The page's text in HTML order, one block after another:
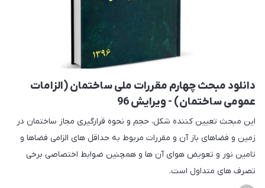
دانلود مبحث چهارم مقررات ملی ساختمان (الزامات
عمومی ساختمان) - ویرایش 96
این مبحث تعیین کننده شکل، حجم و نحوه قرارگیری مجاز ساختمان در
زمین و فضاهای باز آن و مقررات مربوط به حداقل های الزامی فضاها و
تامین نور و تعویض هوای آن ها و همچنین ضوابط اختصاصی برخی
تصرف های متداول است.